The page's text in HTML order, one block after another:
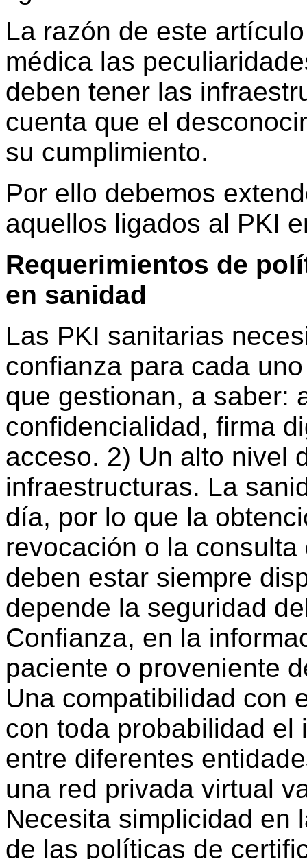
La razón de este
médica las
deben tener las
cuenta que el
su cumplimiento.
Por ello debemos
aquellos ligados al PKI
Requerimientos de
en sanidad
Las PKI sanitarias
confianza para cada
que gestionan, a saber:
confidencialidad, firma
acceso. 2) Un alto nivel
infraestructuras. La
día, por lo que la
revocación o la
deben estar siempre
depende la seguridad
Confianza, en la
paciente o proveniente
Una compatibilidad con
con toda probabilidad el
entre diferentes
una red privada virtual
Necesita simplicidad en
de las políticas de